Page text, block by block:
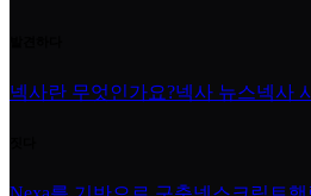
넥사란 무엇인가요?넥사 뉴스넥사